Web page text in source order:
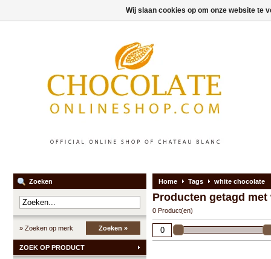
Zoeken
» Zoeken op merk Zoeken »
ZOEK OP PRODUCT
Home Tags white chocolate
Producten getagd
0 Product(en)
Wij slaan cookies op om onze website te